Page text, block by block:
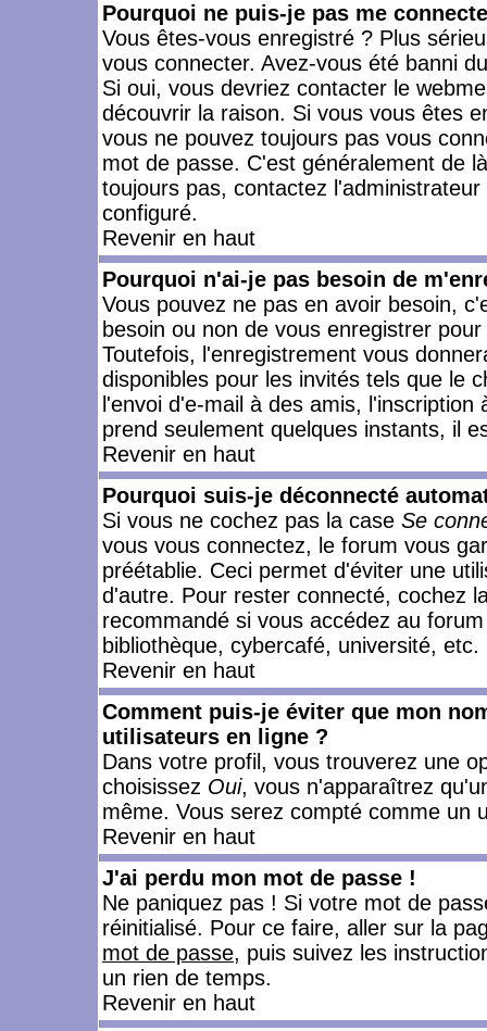
Pourquoi ne puis-je pas me
Vous êtes-vous enregistré ? Plus
vous connecter. Avez-vous été banni
Si oui, vous devriez contacter le
découvrir la raison. Si vous vous êtes
vous ne pouvez toujours pas vous
mot de passe. C'est généralement de
toujours pas, contactez
configuré.
Revenir en haut
Pourquoi n'ai-je pas besoin de
Vous pouvez ne pas en avoir besoin,
besoin ou non de vous enregistrer
Toutefois, l'enregistrement vous
disponibles pour les invités tels que le
l'envoi d'e-mail à des amis,
prend seulement quelques instants, il
Revenir en haut
Pourquoi suis-je déconnecté
Si vous ne cochez pas la case Se
vous vous connectez, le forum vous
préétablie. Ceci permet d'éviter une
d'autre. Pour rester connecté, cochez
recommandé si vous accédez au
bibliothèque, cybercafé, université, etc.
Revenir en haut
Comment puis-je éviter que mon
utilisateurs en ligne ?
Dans votre profil, vous trouverez une
choisissez Oui, vous n'apparaîtrez
même. Vous serez compté comme un
Revenir en haut
J'ai perdu mon mot de passe !
Ne paniquez pas ! Si votre mot de
réinitialisé. Pour ce faire, aller sur la
mot de passe, puis suivez les
un rien de temps.
Revenir en haut